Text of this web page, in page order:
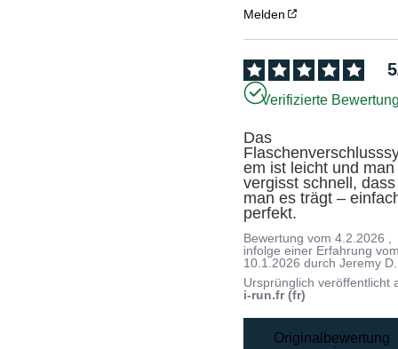
Melden
5
Verifizierte
Das
em ist leicht und man
vergisst schnell, dass
man es trägt –
perfekt.
Bewertung vom4.2.2026
infolge einer Erfahrung
10.1.2026 durchJeremy D.
Ursprünglich veröffentlicht
i-run.fr (fr)
Originalbewertung